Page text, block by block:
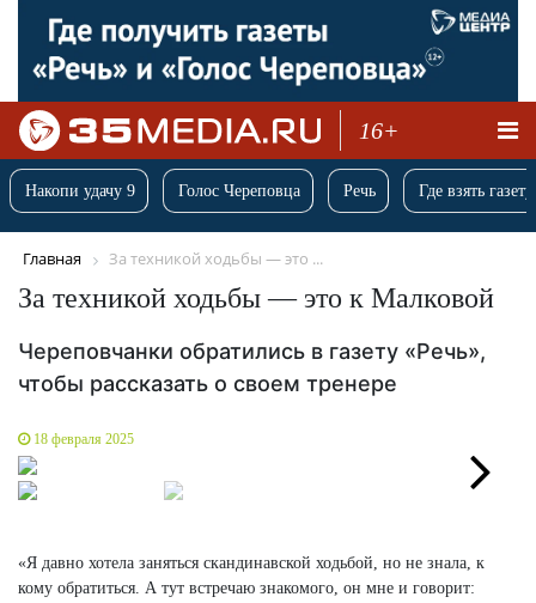
16+
Накопи удачу 9 Голос Череповца Речь Где взять
Главная За техникой ходьбы — это ...
За техникой ходьбы — это к Малковой
Череповчанки обратились в газету «Речь»,
чтобы рассказать о своем тренере
18 февраля 2025
«Я давно хотела заняться скандинавской ходьбой, но не знала, к
кому обратиться. А тут встречаю знакомого, он мне и говорит: